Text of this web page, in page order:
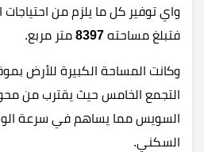
واي توفير كل ما يلزم من
فتبلغ مساحته 8397 متر مربع.
وكانت المساحة الكبيرة للأرض
التجمع الخامس حيث يقترب من
السويس مما يساهم في سرعة
السكني.